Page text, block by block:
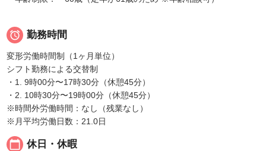
 勤務時間
変形労働時間制（1ヶ月単位）
シフト勤務による交替制
・1. 9時00分〜17時30分（休憩45分）
・2. 10時30分〜19時00分（休憩45分）
※時間外労働時間：なし（残業なし）
※月平均労働日数：21.0日
calendar_today 休日・休暇